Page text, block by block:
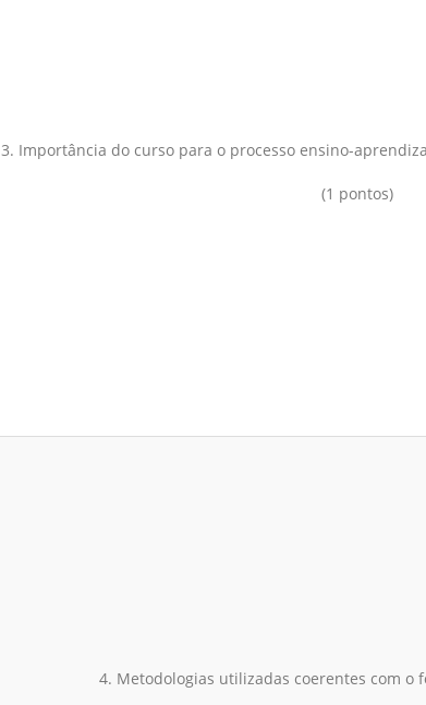
3. Importância do curso para o processo ensino-
(1 pontos)
4. Metodologias utilizadas coerentes com o